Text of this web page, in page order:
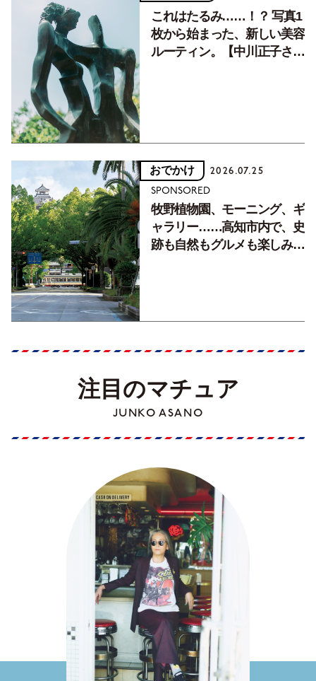
これはたるみ……！？ 写真1
枚から始まった、新しい美容
ルーティン。【中川正子さん
おでかけ 2026.07.25
SPONSORED
牧野植物園、モーニング、ギ
ャラリー……高知市内で、史
跡も自然もグルメも楽しみ尽
注目のマチュア
JUNKO ASANO